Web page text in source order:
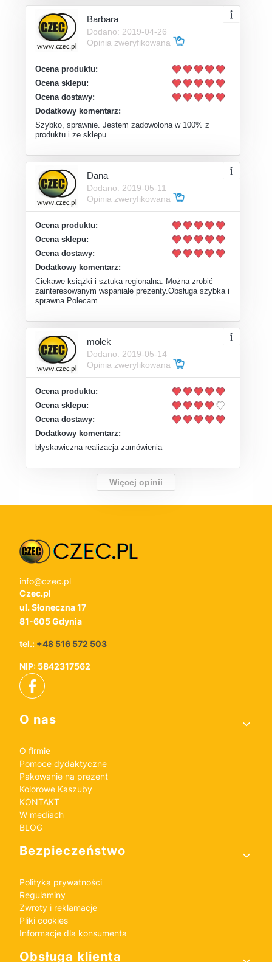
Barbara
Dodano: 2019-04-26
Opinia zweryfikowana
Ocena produktu:
Ocena sklepu:
Ocena dostawy:
Dodatkowy komentarz:
Szybko, sprawnie. Jestem zadowolona w 100% z
produktu i ze sklepu.
Dana
Dodano: 2019-05-11
Opinia zweryfikowana
Ocena produktu:
Ocena sklepu:
Ocena dostawy:
Dodatkowy komentarz:
Ciekawe książki i sztuka regionalna. Można zrobić
zainteresowanym wspaniałe prezenty.Obsługa szybka i
sprawna.Polecam.
molek
Dodano: 2019-05-14
Opinia zweryfikowana
Ocena produktu:
Ocena sklepu:
Ocena dostawy:
Dodatkowy komentarz:
błyskawiczna realizacja zamówienia
Więcej opinii
info@czec.pl
Czec.pl
ul. Słoneczna 17
81-605 Gdynia
tel.: +48 516 572 503
NIP: 5842317562
Linki w stopce
O nas
O firmie
Pomoce dydaktyczne
Pakowanie na prezent
Kolorowe Kaszuby
KONTAKT
W mediach
BLOG
Bezpieczeństwo
Polityka prywatności
Regulaminy
Zwroty i reklamacje
Pliki cookies
Informacje dla konsumenta
Obsługa klienta